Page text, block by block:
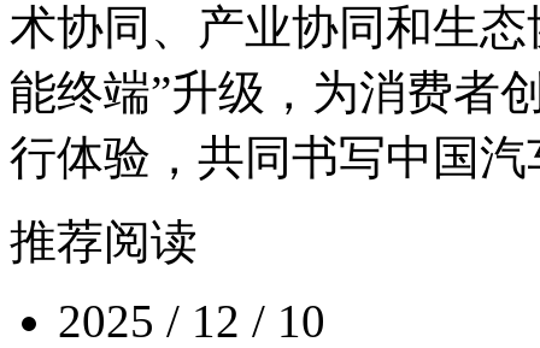
术协同、产业协同和生
能终端”升级，为消费者
行体验，共同书写中
推荐阅读
2025 / 12 / 10